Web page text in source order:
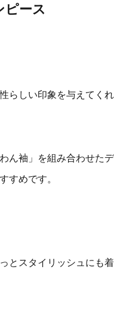
ピース
らしい印象を与えてく
ん袖」を組み合わせた
すめです。
スタイリッシュにも着